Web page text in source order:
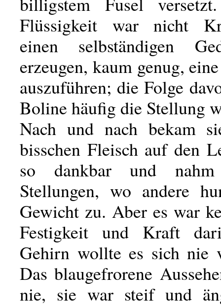
Flüssigkeit war nicht
einen selbständigen
erzeugen, kaum genug,
auszuführen; die Folge
Boline häufig die Stellung
Nach und nach bekam
bisschen Fleisch auf den
so dankbar und
Stellungen, wo andere
Gewicht zu. Aber es war
Festigkeit und Kraft
Gehirn wollte es sich nie
Das blaugefrorene
nie, sie war steif und